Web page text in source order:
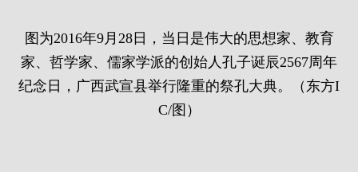
图为2016年9月28日，当日是伟大的思想家、教育
家、哲学家、儒家学派的创始人孔子诞辰2567周年
纪念日，广西武宣县举行隆重的祭孔大典。（东方I
C/图）